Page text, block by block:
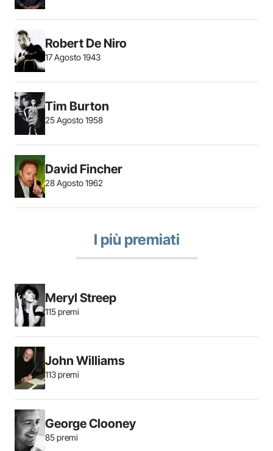
Robert De Niro
17 Agosto 1943
Tim Burton
25 Agosto 1958
David Fincher
28 Agosto 1962
I più premiati
Meryl Streep
115 premi
John Williams
113 premi
George Clooney
85 premi